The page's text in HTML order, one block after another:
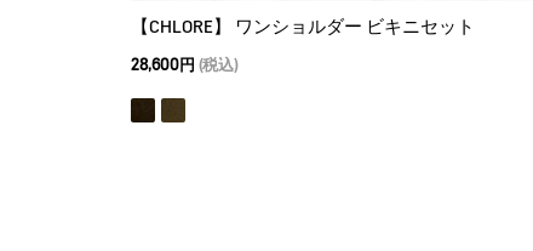
【CHLORE】 ワンショルダー ビキニセット
28,600円 (税込)